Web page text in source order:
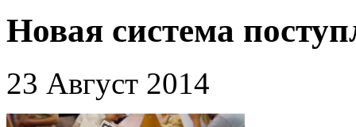
Новая система
23 Август 2014